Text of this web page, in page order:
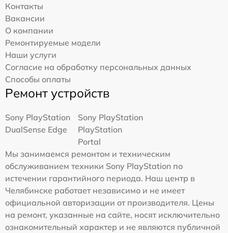
Контакты
Вакансии
О компании
Ремонтируемые модели
Наши услуги
Согласие на обработку персональных данных
Способы оплаты
Ремонт устройств
Sony PlayStation
DualSense Edge
Sony PlayStation
PlayStation
Portal
Мы занимаемся ремонтом и техническим
обслуживанием техники Sony PlayStation по
истечении гарантийного периода. Наш центр в
Челябинске работает независимо и не имеет
официальной авторизации от производителя. Цены
на ремонт, указанные на сайте, носят исключительно
ознакомительный характер и не являются публичной